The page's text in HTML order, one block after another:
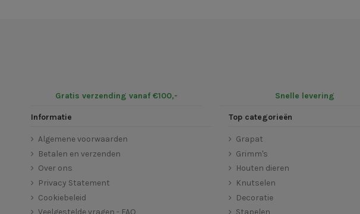
Gratis verzending vanaf €100,- Snelle levering
Informatie
Algemene voorwaarden
Betalen en verzenden
Over ons
Privacy Statement
Cookiebeleid
Top categorieën
Grapat
Grimm's
Houten dieren
Knutselen
Decoratie